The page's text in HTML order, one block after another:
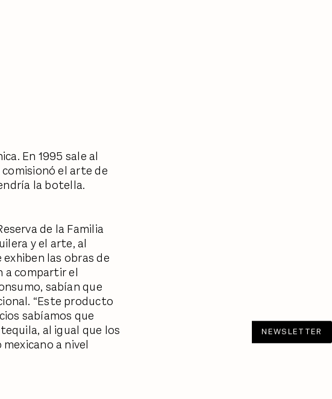
En 1995 sale al
el arte de
la botella.
de la Familia
y el arte, al
las obras de
a compartir el
sabían que
“Este producto
sabíamos que
al igual que los
a nivel
NEWSLETTER